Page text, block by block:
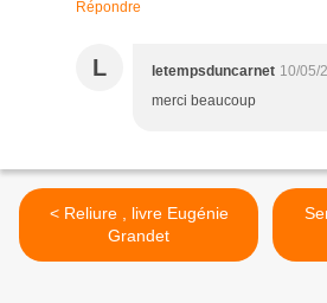
Répondre
L letempsduncarnet 10/05/
merci beaucoup
< Reliure , livre Eugénie
Grandet